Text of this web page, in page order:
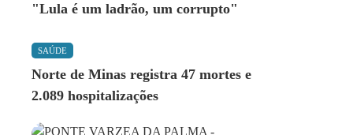
"Lula é um ladrão, um corrupto"
SAÚDE
Norte de Minas registra 47 mortes e
2.089 hospitalizações